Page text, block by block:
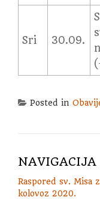
Sri 30.09.
Posted in
NAVIGACIJA
Raspored sv. Misa
kolovoz 2020.